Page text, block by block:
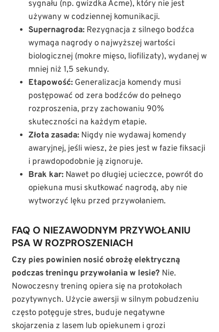
sygnału (np. gwizdka Acme), który nie jest
używany w codziennej komunikacji.
Supernagroda: Rezygnacja z silnego bodźca
wymaga nagrody o najwyższej wartości
biologicznej (mokre mięso, liofilizaty), wydanej w
mniej niż 1,5 sekundy.
Etapowość: Generalizacja komendy musi
postępować od zera bodźców do pełnego
rozproszenia, przy zachowaniu 90%
skuteczności na każdym etapie.
Złota zasada: Nigdy nie wydawaj komendy
awaryjnej, jeśli wiesz, że pies jest w fazie fiksacji
i prawdopodobnie ją zignoruje.
Brak kar: Nawet po długiej ucieczce, powrót do
opiekuna musi skutkować nagrodą, aby nie
wytworzyć lęku przed przywołaniem.
FAQ O NIEZAWODNYM PRZYWOŁANIU
PSA W ROZPROSZENIACH
Czy pies powinien nosić obrożę elektryczną
podczas treningu przywołania w lesie? Nie.
Nowoczesny trening opiera się na protokołach
pozytywnych. Użycie awersji w silnym pobudzeniu
często potęguje stres, buduje negatywne
skojarzenia z lasem lub opiekunem i grozi